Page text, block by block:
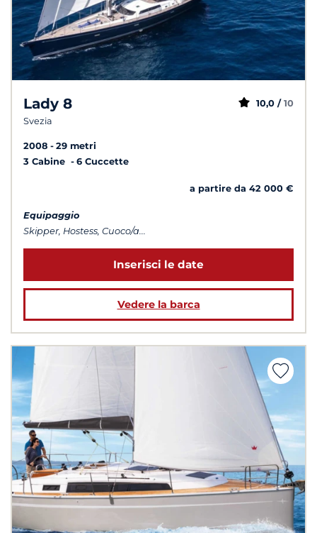
Lady 8
Svezia
10,0 / 10
2008
29 metri
3 Cabine
6 Cuccette
a partire da 42 000 €
Equipaggio
Skipper, Hostess, Cuoco/a...
Inserisci le date
Vedere la barca